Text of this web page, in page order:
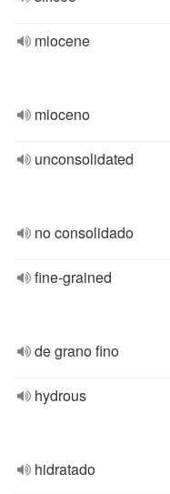
miocene
mioceno
unconsolidated
no consolidado
fine-grained
de grano fino
hydrous
hidratado